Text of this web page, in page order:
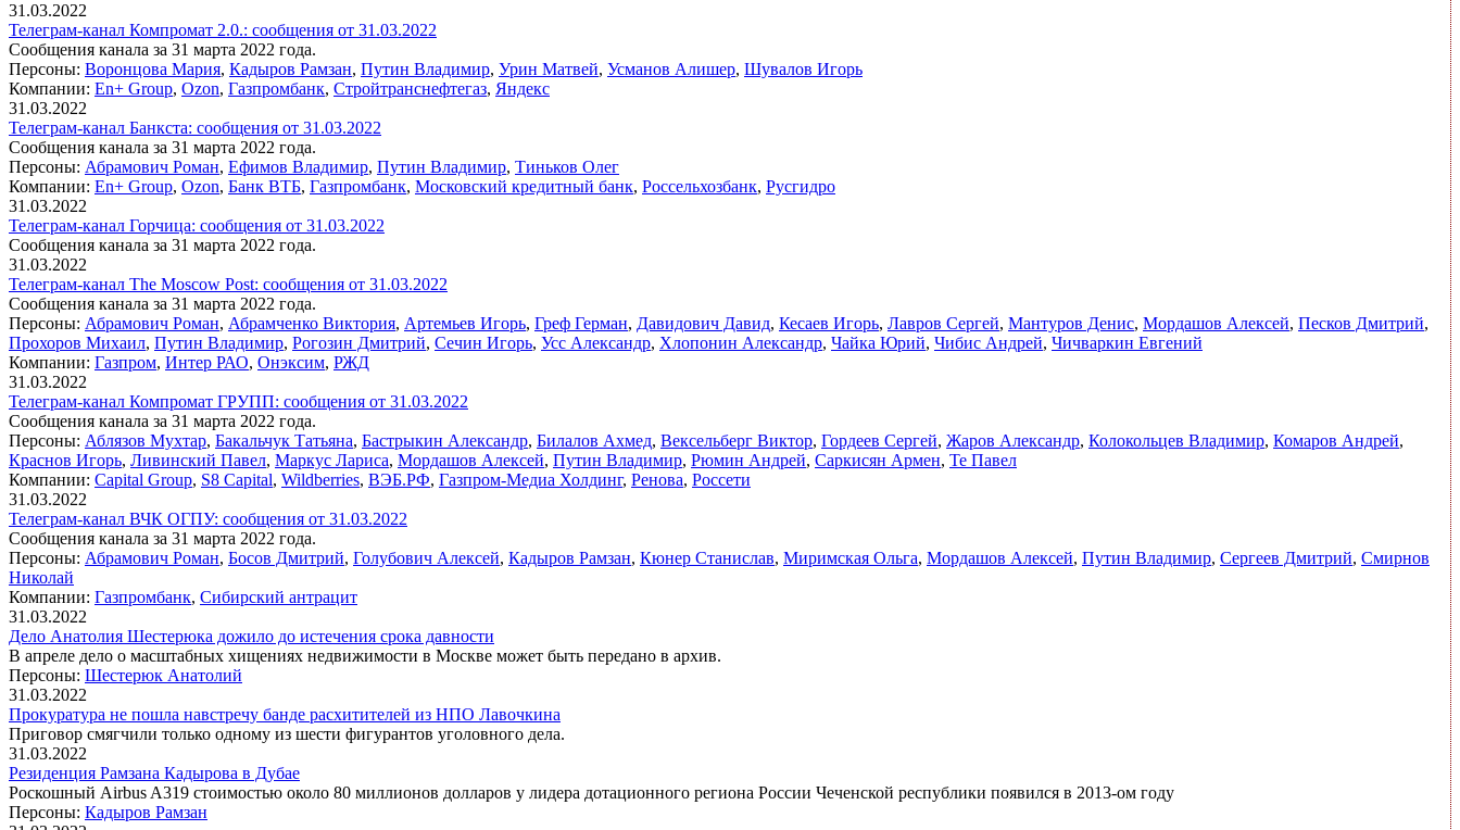
31.03.2022
Телеграм-канал Компромат 2.0.: сообщения от 31.03.2022
Сообщения канала за 31 марта 2022 года.
Персоны: Воронцова Мария, Кадыров Рамзан, Путин Владимир, Урин Матвей, Усманов Алишер, Шувалов Игорь
Компании: En+ Group, Ozon, Газпромбанк, Стройтранснефтегаз, Яндекс
31.03.2022
Телеграм-канал Банкста: сообщения от 31.03.2022
Сообщения канала за 31 марта 2022 года.
Персоны: Абрамович Роман, Ефимов Владимир, Путин Владимир, Тиньков Олег
Компании: En+ Group, Ozon, Банк ВТБ, Газпромбанк, Московский кредитный банк, Россельхозбанк, Русгидро
31.03.2022
Телеграм-канал Горчица: сообщения от 31.03.2022
Сообщения канала за 31 марта 2022 года.
31.03.2022
Телеграм-канал The Moscow Post: сообщения от 31.03.2022
Сообщения канала за 31 марта 2022 года.
Персоны: Абрамович Роман, Абрамченко Виктория, Артемьев Игорь, Греф Герман, Давидович Давид, Кесаев Игорь, Лавров Сергей, Мантуров Денис, Мордашов Алексей, Песков Дмитрий,
Прохоров Михаил, Путин Владимир, Рогозин Дмитрий, Сечин Игорь, Усс Александр, Хлопонин Александр, Чайка Юрий, Чибис Андрей, Чичваркин Евгений
Компании: Газпром, Интер РАО, Онэксим, РЖД
31.03.2022
Телеграм-канал Компромат ГРУПП: сообщения от 31.03.2022
Сообщения канала за 31 марта 2022 года.
Персоны: Аблязов Мухтар, Бакальчук Татьяна, Бастрыкин Александр, Билалов Ахмед, Вексельберг Виктор, Гордеев Сергей, Жаров Александр, Колокольцев Владимир, Комаров Андрей,
Краснов Игорь, Ливинский Павел, Маркус Лариса, Мордашов Алексей, Путин Владимир, Рюмин Андрей, Саркисян Армен, Те Павел
Компании: Capital Group, S8 Capital, Wildberries, ВЭБ.РФ, Газпром-Медиа Холдинг, Ренова, Россети
31.03.2022
Телеграм-канал ВЧК ОГПУ: сообщения от 31.03.2022
Сообщения канала за 31 марта 2022 года.
Персоны: Абрамович Роман, Босов Дмитрий, Голубович Алексей, Кадыров Рамзан, Кюнер Станислав, Миримская Ольга, Мордашов Алексей, Путин Владимир, Сергеев Дмитрий, Смирнов
Николай
Компании: Газпромбанк, Сибирский антрацит
31.03.2022
Дело Анатолия Шестерюка дожило до истечения срока давности
В апреле дело о масштабных хищениях недвижимости в Москве может быть передано в архив.
Персоны: Шестерюк Анатолий
31.03.2022
Прокуратура не пошла навстречу банде расхитителей из НПО Лавочкина
Приговор смягчили только одному из шести фигурантов уголовного дела.
31.03.2022
Резиденция Рамзана Кадырова в Дубае
Роскошный Airbus A319 стоимостью около 80 миллионов долларов у лидера дотационного региона России Чеченской республики появился в 2013-ом году
Персоны: Кадыров Рамзан